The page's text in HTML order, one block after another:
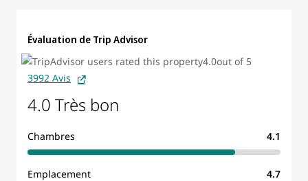
Évaluation de Trip Advisor
3992 Avis
4.0 Très bon
Chambres 4.1
Emplacement 4.7